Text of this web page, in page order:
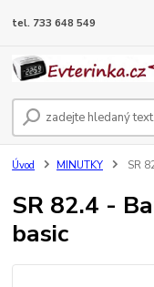
tel. 733 648 549
Úvod MINUTKY SR
SR 82.4 -
basic